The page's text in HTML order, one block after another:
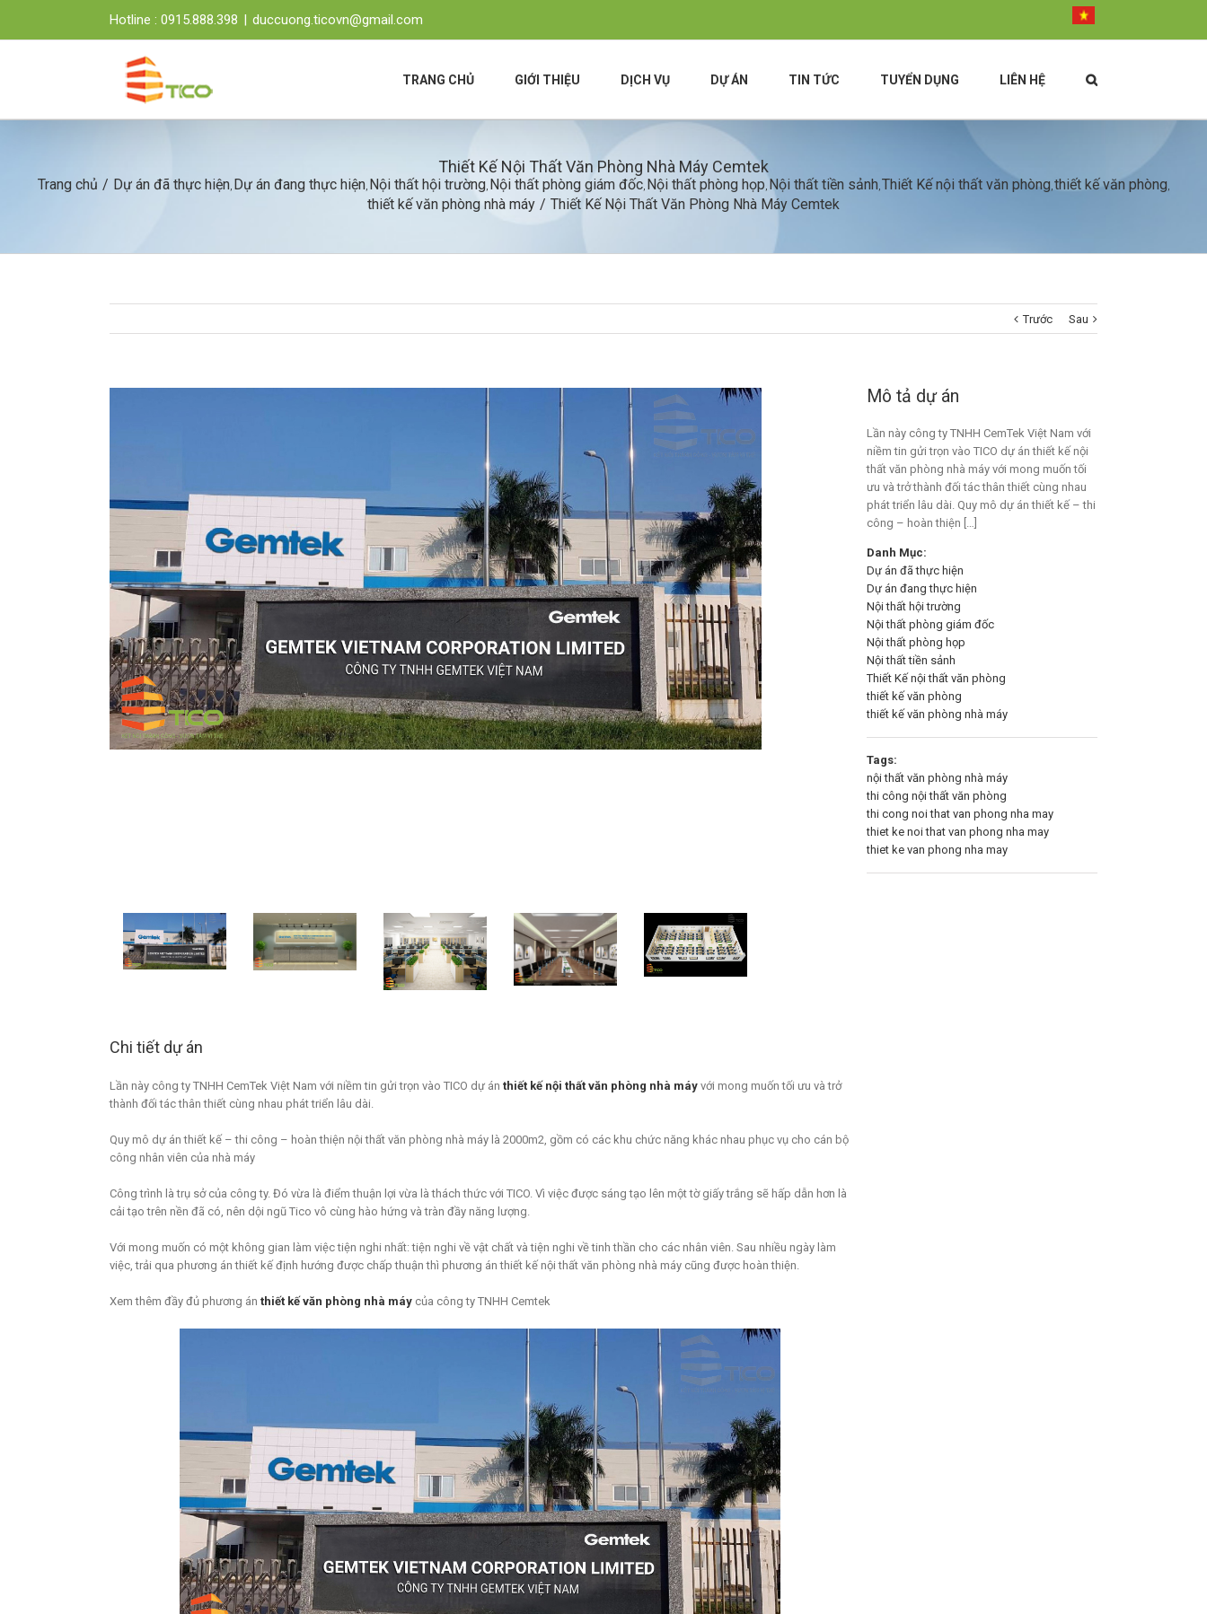
Hotline : 0915.888.398 | duccuong.ticovn@gmail.com
TRANG CHỦ GIỚI THIỆU DỊCH VỤ DỰ ÁN TIN TỨC TUYỂN DỤNG LIÊN HỆ
Thiết Kế Nội Thất Văn Phòng Nhà Máy Cemtek
Trang chủ / Dự án đã thực hiện Dự án đang thực hiện Nội thất hội trường Nội thất phòng giám đốc Nội thất phòng họp Nội thất tiền sảnh Thiết Kế nội thất văn phòng thiết kế văn phòng
thiết kế văn phòng nhà máy / Thiết Kế Nội Thất Văn Phòng Nhà Máy Cemtek
Trước Sau
Mô tả dự án
Lần này công ty TNHH CemTek Việt Nam với
niềm tin gửi trọn vào TICO dự án thiết kế nội
thất văn phòng nhà máy với mong muốn tối
ưu và trở thành đối tác thân thiết cùng nhau
phát triển lâu dài. Quy mô dự án thiết kế – thi
công – hoàn thiện […]
Danh Mục:
Dự án đã thực hiện
Dự án đang thực hiện
Nội thất hội trường
Nội thất phòng giám đốc
Nội thất phòng họp
Nội thất tiền sảnh
Thiết Kế nội thất văn phòng
thiết kế văn phòng
thiết kế văn phòng nhà máy
Tags:
nội thất văn phòng nhà máy
thi công nội thất văn phòng
thi cong noi that van phong nha may
thiet ke noi that van phong nha may
thiet ke van phong nha may
Chi tiết dự án
Lần này công ty TNHH CemTek Việt Nam với niềm tin gửi trọn vào TICO dự án thiết kế nội thất văn phòng nhà máy với mong muốn tối ưu và trở
thành đối tác thân thiết cùng nhau phát triển lâu dài.
Quy mô dự án thiết kế – thi công – hoàn thiện nội thất văn phòng nhà máy là 2000m2, gồm có các khu chức năng khác nhau phục vụ cho cán bộ
công nhân viên của nhà máy
Công trình là trụ sở của công ty. Đó vừa là điểm thuận lợi vừa là thách thức với TICO. Vì việc được sáng tạo lên một tờ giấy trắng sẽ hấp dẫn hơn là
cải tạo trên nền đã có, nên dội ngũ Tico vô cùng hào hứng và tràn đầy năng lượng.
Với mong muốn có một không gian làm việc tiện nghi nhất: tiện nghi về vật chất và tiện nghi về tinh thần cho các nhân viên. Sau nhiều ngày làm
việc, trải qua phương án thiết kế định hướng được chấp thuận thì phương án thiết kế nội thất văn phòng nhà máy cũng được hoàn thiện.
Xem thêm đầy đủ phương án thiết kế văn phòng nhà máy của công ty TNHH Cemtek